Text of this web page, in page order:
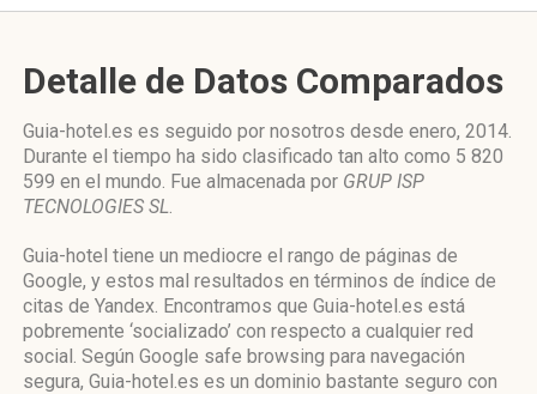
Detalle de Datos Comparados
Guia-hotel.es es seguido por nosotros desde enero, 2014.
Durante el tiempo ha sido clasificado tan alto como 5 820
599 en el mundo. Fue almacenada por GRUP ISP
TECNOLOGIES SL.
Guia-hotel tiene un mediocre el rango de páginas de
Google, y estos mal resultados en términos de índice de
citas de Yandex. Encontramos que Guia-hotel.es está
pobremente ‘socializado’ con respecto a cualquier red
social. Según Google safe browsing para navegación
segura, Guia-hotel.es es un dominio bastante seguro con